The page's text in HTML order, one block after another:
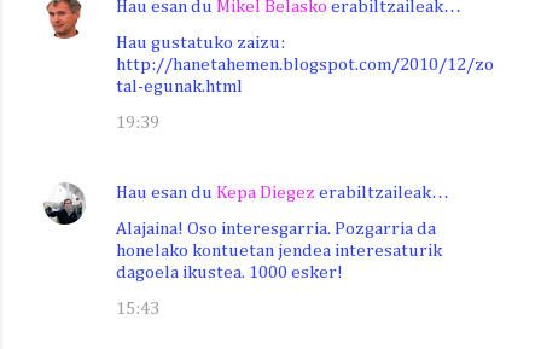
Hau esan du Mikel Belasko erabiltzaileak…
Hau gustatuko zaizu:
http://hanetahemen.blogspot.com/2010/12/zo
tal-egunak.html
19:39
Hau esan du Kepa Diegez erabiltzaileak…
Alajaina! Oso interesgarria. Pozgarria da
honelako kontuetan jendea interesaturik
dagoela ikustea. 1000 esker!
15:43